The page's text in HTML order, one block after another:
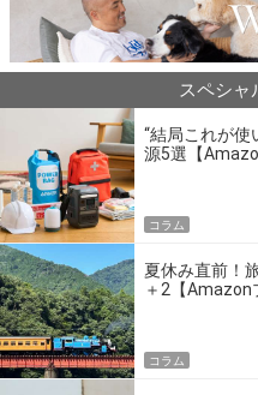
スペシャ
“結局これが使
源5選【
コラム
夏休み直前！
＋2【Amazon
コラム